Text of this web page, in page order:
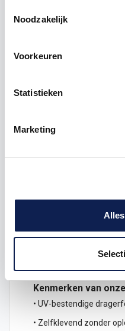
Noodzakelijk
Voorkeuren
Statistieken
Marketing
100
1000
Kenmerken van
• UV-bestendige
• Zelfklevend zonder